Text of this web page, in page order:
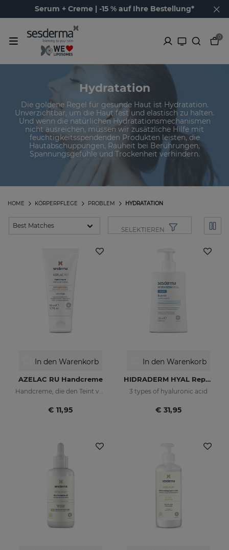
Serum + Creme | -15 % auf Ihre Bestellung*
0
Hydratation
Die goldene Regel für gesunde Haut ist Hydratation.
Unverzichtbar, um die Haut fest und elastisch zu halten.
Und wenn die natürlichen Hydratationsmechanismen
nicht ausreichen, müssen wir zusätzliche Hilfe mit
feuchtigkeitsspendenden Produkten leisten, die
Hautabschuppungen, Rauheit bei Berührungen,
Spannungsgefühle und Trockenheit verhindern.
HYDRATATION
PROBLEM
KÖRPERPFLEGE
HOME
SELEKTIEREN
In den Warenkorb
AZELAC RU Handcreme
Handcreme, die den Teint vereinheitlicht
€ 11,95
In den Warenkorb
HIDRADERM HYAL Repair Body Milk
3 types of hyaluronic acid
€ 31,95